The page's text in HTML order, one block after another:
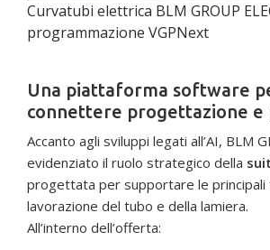
Curvatubi elettrica BLM GROUP
programmazione VGPNext
Una piattaforma software
connettere progettazione e
Accanto agli sviluppi legati all’AI, BLM
evidenziato il ruolo strategico della
progettata per supportare le principali
lavorazione del tubo e della lamiera.
All’interno dell’offerta: